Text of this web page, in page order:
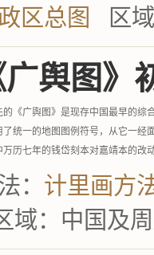
区总图 区
广舆图
的《广舆图》是现存中国最早的综
了统一的地图图例符号，从它一经
万历七年的钱岱刻本对嘉靖本的改
： 计里画方
域： 中国及